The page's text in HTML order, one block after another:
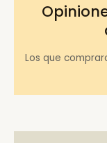
Los que